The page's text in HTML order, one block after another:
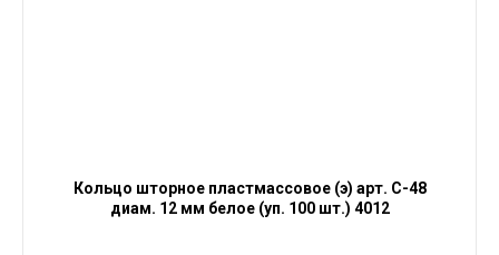
Кольцо шторное пластмассовое (э) арт. С-48
диам. 12 мм белое (уп. 100 шт.) 4012